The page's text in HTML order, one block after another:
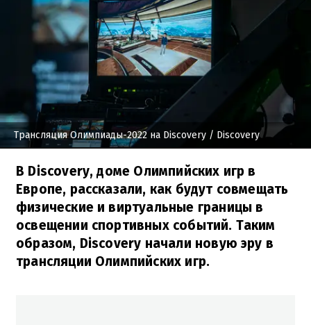
Трансляция Олимпиады-2022 на Discovery / Discovery
В Discovery, доме Олимпийских игр в
Европе, рассказали, как будут совмещать
физические и виртуальные границы в
освещении спортивных событий. Таким
образом, Discovery начали новую эру в
трансляции Олимпийских игр.